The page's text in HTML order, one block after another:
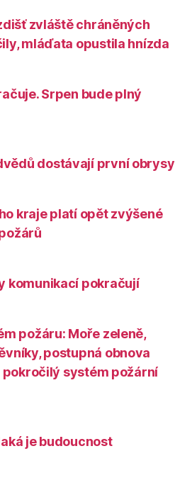
zvláště chráněných
mláďata opustila hnízda
Srpen bude plný
dostávají první obrysy
kraje platí opět zvýšené
komunikací pokračují
požáru: Moře zeleně,
postupná obnova
systém požární
je budoucnost